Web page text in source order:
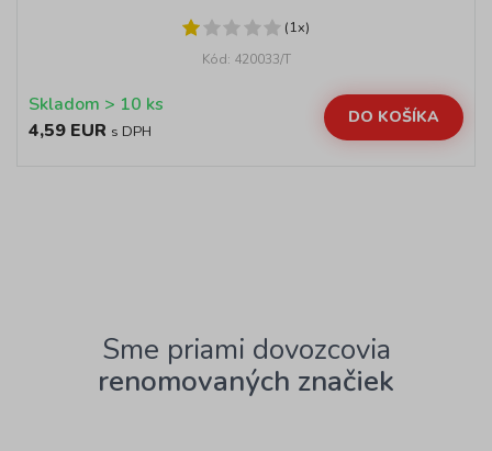
(1x)
Kód: 420033/T
Skladom > 10 ks
4,59 EUR s DPH
DO KOŠÍKA
Sme priami dovozcovia
renomovaných značiek